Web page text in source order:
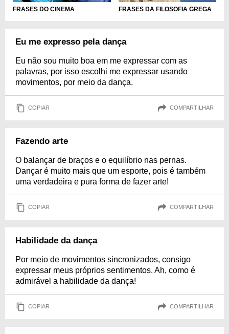
FRASES DO CINEMA FRASES DA FILOSOFIA GREGA
Eu me expresso pela dança
Eu não sou muito boa em me expressar com as
palavras, por isso escolhi me expressar usando
movimentos, por meio da dança.
COPIAR COMPARTILHAR
Fazendo arte
O balançar de braços e o equilíbrio nas pernas.
Dançar é muito mais que um esporte, pois é também
uma verdadeira e pura forma de fazer arte!
COPIAR COMPARTILHAR
Habilidade da dança
Por meio de movimentos sincronizados, consigo
expressar meus próprios sentimentos. Ah, como é
admirável a habilidade da dança!
COPIAR COMPARTILHAR